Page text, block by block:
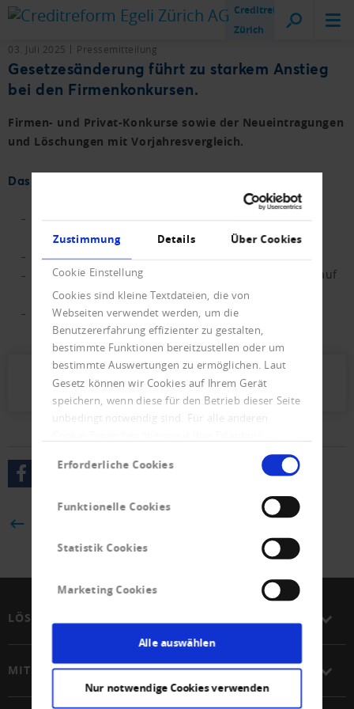
Zustimmung Details Über Cookies
Cookie Einstellung
Cookies sind kleine Textdateien, die von
Webseiten verwendet werden, um die
Benutzererfahrung effizienter zu gestalten,
bestimmte Funktionen bereitzustellen oder um
bestimmte Auswertungen zu ermöglichen. Laut
Gesetz können wir Cookies auf Ihrem Gerät
speichern, wenn diese für den Betrieb dieser Seite
unbedingt notwendig sind. Für alle anderen
Erforderliche Cookies
Funktionelle Cookies
Statistik Cookies
Marketing Cookies
Alle auswählen
Nur notwendige Cookies verwenden
Creditreform
Zürich
03. Juli 2025 Pressemitteilung
Gesetzesänderung führt zu starkem Anstieg
bei den Firmenkonkursen.
Firmen- und Privat-Konkurse sowie der Neueintragungen
und Löschungen mit Vorjahresvergleich.
Das Wichtigste in Kürze.
Firmenkonkurse stiegen um 15 % - Entwicklung
könnte sich noch verschärfen.
Neueintragungen steigen weiter moderat.
Das Nettowachstum bei den Unternehmen bleibt auf
dem Niveau der Vorjahre.
Mit einem neuen Rekord bei den Privatkonkursen
muss gerechnet werden.
Presseletter_2025_04.pdf (669 KB)
LÖSUNGEN
MITGLIEDSCHAFT